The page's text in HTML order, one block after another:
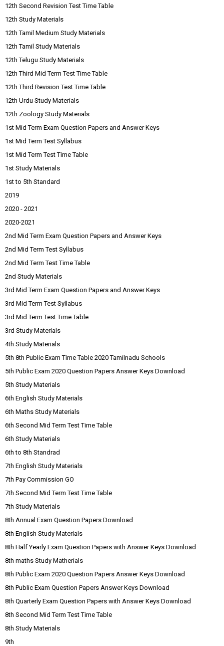
12th Second Revision Test Time Table
12th Study Materials
12th Tamil Medium Study Materials
12th Tamil Study Materials
12th Telugu Study Materials
12th Third Mid Term Test Time Table
12th Third Revision Test Time Table
12th Urdu Study Materials
12th Zoology Study Materials
1st Mid Term Exam Question Papers and Answer Keys
1st Mid Term Test Syllabus
1st Mid Term Test Time Table
1st Study Materials
1st to 5th Standard
2019
2020 - 2021
2020-2021
2nd Mid Term Exam Question Papers and Answer Keys
2nd Mid Term Test Syllabus
2nd Mid Term Test Time Table
2nd Study Materials
3rd Mid Term Exam Question Papers and Answer Keys
3rd Mid Term Test Syllabus
3rd Mid Term Test Time Table
3rd Study Materials
4th Study Materials
5th 8th Public Exam Time Table 2020 Tamilnadu Schools
5th Public Exam 2020 Question Papers Answer Keys Download
5th Study Materials
6th English Study Materials
6th Maths Study Materials
6th Second Mid Term Test Time Table
6th Study Materials
6th to 8th Standrad
7th English Study Materials
7th Pay Commission GO
7th Second Mid Term Test Time Table
7th Study Materials
8th Annual Exam Question Papers Download
8th English Study Materials
8th Half Yearly Exam Question Papers with Answer Keys Download
8th maths Study Matherials
8th Public Exam 2020 Question Papers Answer Keys Download
8th Public Exam Question Papers Answer Keys Download
8th Quarterly Exam Question Papers with Answer Keys Download
8th Second Mid Term Test Time Table
8th Study Materials
9th